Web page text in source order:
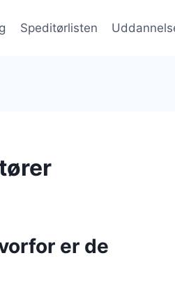
Speditørlisten
er de